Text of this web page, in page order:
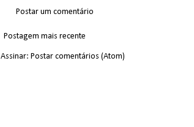
Postar um comentário
Postagem mais recente
Assinar: Postar comentários (Atom)